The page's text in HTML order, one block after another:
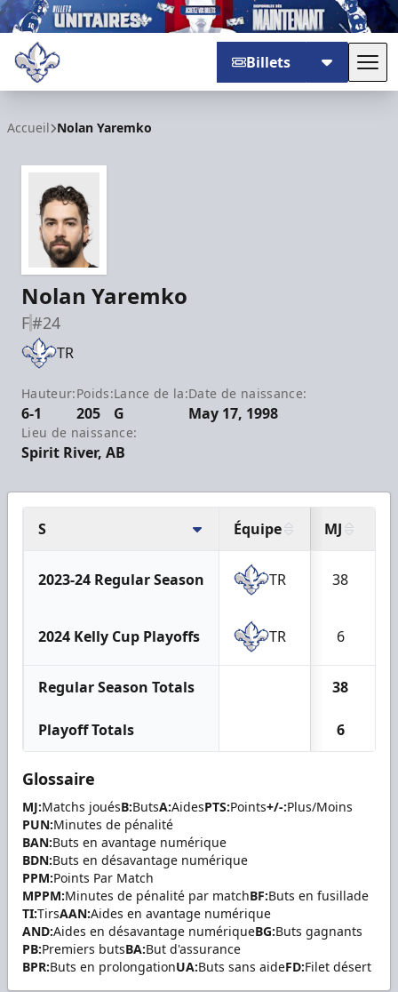
Billets
Accueil Nolan Yaremko
Nolan Yaremko
F#24
TR
Hauteur:
6-1
Poids:
205
Lance de la:
G
Date de naissance:
May 17, 1998
Lieu de naissance:
Spirit River, AB
S Équipe MJ
2023-24 Regular Season TR 38
2024 Kelly Cup Playoffs TR 6
Regular Season Totals 38
Playoff Totals 6
Glossaire
MJ:Matchs jouésB:ButsA:AidesPTS:Points+/-:Plus/Moins
PUN:Minutes de pénalité
BAN:Buts en avantage numérique
BDN:Buts en désavantage numérique
PPM:Points Par Match
MPPM:Minutes de pénalité par matchBF:Buts en fusillade
TI:TirsAAN:Aides en avantage numérique
AND:Aides en désavantage numériqueBG:Buts gagnants
PB:Premiers butsBA:But d'assurance
BPR:Buts en prolongationUA:Buts sans aideFD:Filet désert